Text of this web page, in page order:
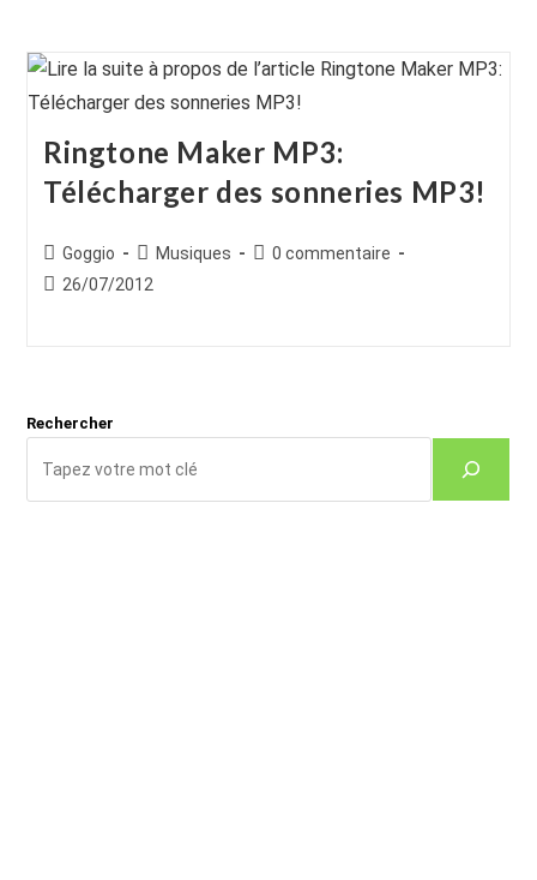
Ringtone Maker MP3:
Télécharger des sonneries MP3!
Auteur/autrice
de
Goggio
Post
category:
Musiques
Commentaires
0 commentaire
Publication
26/07/2012
Rechercher